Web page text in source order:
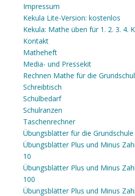
Impressum
Kekula Lite-Version: kostenlos
Kekula: Mathe üben für 1. 2. 3. 4.
Kontakt
Matheheft
Media- und Pressekit
Rechnen Mathe für die
Schreibtisch
Schulbedarf
Schulranzen
Taschenrechner
Übungsblätter für die Grundschule
Übungsblätter Plus und Minus
10
Übungsblätter Plus und Minus
100
Übungsblätter Plus und Minus